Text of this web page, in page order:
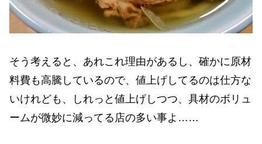
そう考えると、あれこれ理由があるし、確かに原材
料費も高騰しているので、値上げしてるのは仕方な
いけれども、しれっと値上げしつつ、具材のボリュ
ームが微妙に減ってる店の多い事よ……